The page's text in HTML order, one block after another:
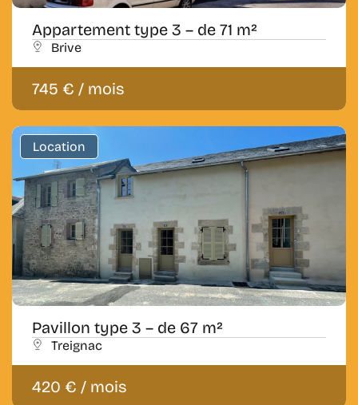
Appartement type 3 – de 71 m²
Brive
745 € / mois
Location
Pavillon type 3 – de 67 m²
Treignac
420 € / mois